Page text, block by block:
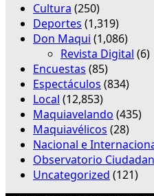
Cultura (250)
Deportes (1,319)
Don Maqui (1,086)
Revista Digital (6)
Encuestas (85)
Espectáculos (834)
Local (12,853)
Maquiavelando (435)
Maquiavélicos (28)
Nacional e
Observatorio
Uncategorized (121)